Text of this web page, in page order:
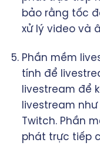
bảo rằng tốc
xử lý video và
Phần mềm
tính để
livestream để
livestream như
Twitch. Phần
phát trực tiếp